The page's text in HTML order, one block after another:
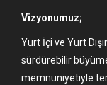
Vizyonumuz;
Yurt İçi ve Yurt
sürdürebilir
memnuniyetiyle